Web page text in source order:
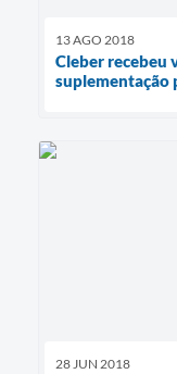
13 AGO 2018
Cleber recebeu
suplementação
28 JUN 2018